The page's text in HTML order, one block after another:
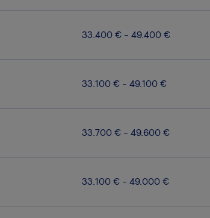
33.400 € - 49.400 €
33.100 € - 49.100 €
33.700 € - 49.600 €
33.100 € - 49.000 €